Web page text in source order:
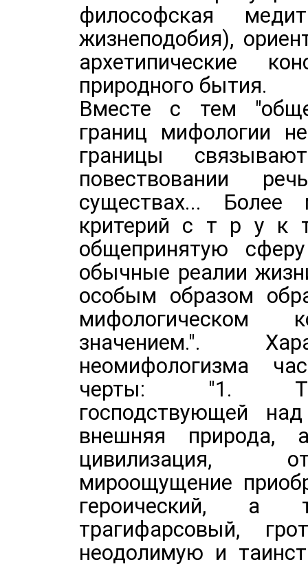
философская
жизнеподобия),
архетипические
природного бытия.
Вместе с тем
границ мифологии
границы
повествовании
существах... Более
критерий с т р у
общепринятую
обычные реалии
особым образом
мифологическом
значением.".
неомифологизма
черты: "1.
господствующей
внешняя природа,
цивилизация,
мироощущение
героический, а
трагифарсовый,
неодолимую и